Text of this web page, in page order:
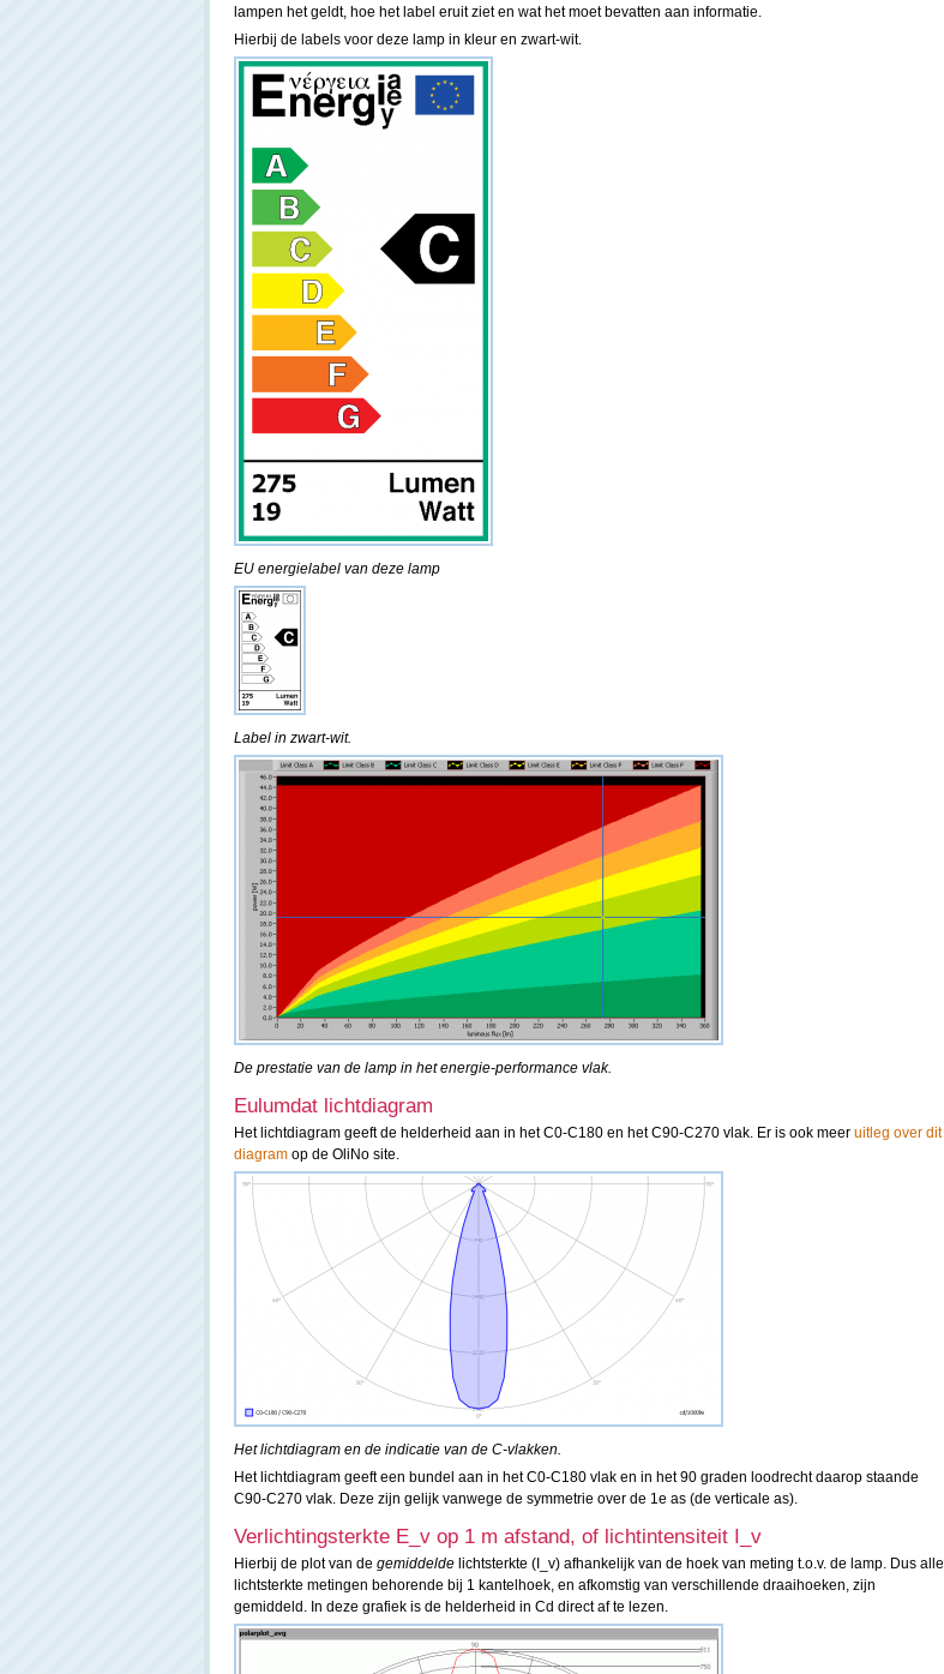
lampen het geldt, hoe het label eruit ziet en wat het moet bevatten aan informatie.
Hierbij de labels voor deze lamp in kleur en zwart-wit.
EU energielabel van deze lamp
Label in zwart-wit.
De prestatie van de lamp in het energie-performance vlak.
Eulumdat lichtdiagram
Het lichtdiagram geeft de helderheid aan in het C0-C180 en het C90-C270 vlak. Er is ook meer uitleg over dit
diagram op de OliNo site.
Het lichtdiagram en de indicatie van de C-vlakken.
Het lichtdiagram geeft een bundel aan in het C0-C180 vlak en in het 90 graden loodrecht daarop staande
C90-C270 vlak. Deze zijn gelijk vanwege de symmetrie over de 1e as (de verticale as).
Verlichtingsterkte E_v op 1 m afstand, of lichtintensiteit I_v
Hierbij de plot van de gemiddelde lichtsterkte (I_v) afhankelijk van de hoek van meting t.o.v. de lamp. Dus alle
lichtsterkte metingen behorende bij 1 kantelhoek, en afkomstig van verschillende draaihoeken, zijn
gemiddeld. In deze grafiek is de helderheid in Cd direct af te lezen.